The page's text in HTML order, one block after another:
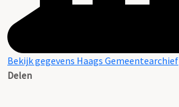
Bekijk gegevens Haags Gemeentearchief
Delen